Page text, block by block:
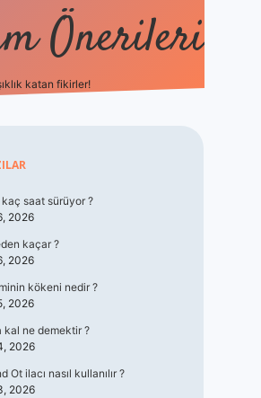
Önerileri
katan fikirler!
kaç saat sürüyor ?
2026
kaçar ?
2026
kökeni nedir ?
2026
kal ne demektir ?
2026
Ot ilacı nasıl kullanılır ?
2026